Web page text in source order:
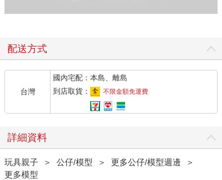
配送方式
台灣
國內宅配：本島、離島
到店取貨：
不限金額免運費
詳細資料
玩具親子 ＞ 公仔/模型 ＞ 更多公仔/模型週邊
＞
更多模型